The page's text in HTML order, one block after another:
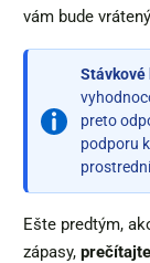
vám bude
Stávkové
preto
podporu
Ešte predtým,
zápasy,